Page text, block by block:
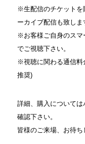
※生配信のチケットを
ーカイブ配信も致しま
※お客様ご自身のスマ
でご視聴下さい。
※視聴に関わる通信料
推奨)
詳細、購入について
確認下さい。
皆様のご来場、お待ち